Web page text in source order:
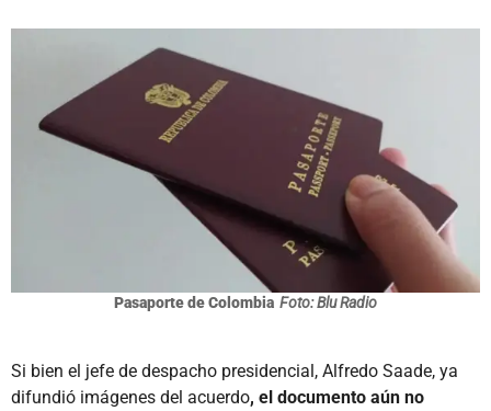
Pasaporte de Colombia Foto: Blu Radio
Si bien el jefe de despacho presidencial, Alfredo Saade, ya
difundió imágenes del acuerdo, el documento aún no